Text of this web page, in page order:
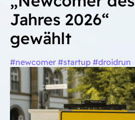
Jahres 2026“
gewählt
#newcomer #startup #droidrun